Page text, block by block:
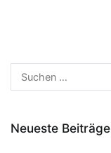
Suchen
nach:
Neueste Beiträge